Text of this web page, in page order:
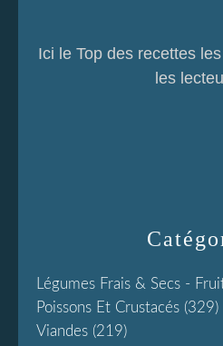
Légumes Frais & Secs -
Poissons Et Crustacés (329)
Viandes (219)
Ici le Top des recettes
les